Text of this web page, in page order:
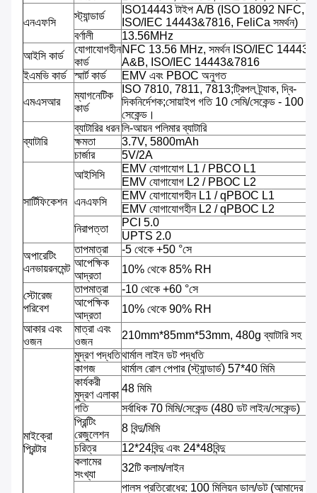
এনএফসি
স্ট্যান্ডার্ড
ISO14443 টাইপ A/B (ISO 18092 NFC,
ISO/IEC 14443&7816, FeliCa সমর্থন)
বর্ণালী
13.56MHz
আইসি কার্ড
যোগাযোগহীন
কার্ড
NFC 13.56 MHz, সমর্থন ISO/IEC 14443
A&B, ISO/IEC 14443&7816
ইএমভি কার্ড
স্মার্ট কার্ড EMV এবং PBOC অনুগত
এমএসআর
ম্যাগনেটিক
কার্ড
ISO 7810, 7811, 7813;ট্রিপল ট্র্যাক, দ্বি-
দিকনির্দেশক;সোয়াইপ গতি 10 সেমি/সেকেন্ড - 100
সেকেন্ড।
ব্যাটারি
ব্যাটারির ধরনলি-আয়ন পলিমার ব্যাটারি
ক্ষমতা
3.7V, 5800mAh
চার্জার
5V/2A
সার্টিফিকেশন
আইসিসি
EMV যোগাযোগ L1 / PBCO L1
EMV যোগাযোগ L2 / PBOC L2
এনএফসি
EMV যোগাযোগহীন L1 / qPBOC L1
EMV যোগাযোগহীন L2 / qPBOC L2
নিরাপত্তা
PCI 5.0
UPTS 2.0
অপারেটিং
এনভায়রনমেন্ট
তাপমাত্রা
-5 থেকে +50 °সে
আপেক্ষিক
আদ্রতা
10% থেকে 85% RH
স্টোরেজ
পরিবেশ
তাপমাত্রা
-10 থেকে +60 °সে
আপেক্ষিক
আদ্রতা
10% থেকে 90% RH
আকার এবং
ওজন
মাত্রা এবং
ওজন
210mm*85mm*53mm, 480g ব্যাটারি সহ
মাইক্রো
প্রিন্টার
মুদ্রণ পদ্ধতিথার্মাল লাইন ডট পদ্ধতি
কাগজ
থার্মাল রোল পেপার (স্ট্যান্ডার্ড) 57*40 মিমি
কার্যকরী
মুদ্রণ এলাকা
48 মিমি
গতি
সর্বাধিক 70 মিমি/সেকেন্ড (480 ডট লাইন/সেকেন্ড)
প্রিন্টিং
রেজুলেশন
8 বিন্দু/মিমি
চরিত্র
12*24বিন্দু এবং 24*48বিন্দু
কলামের
সংখ্যা
32টি কলাম/লাইন
পালস প্রতিরোধের: 100 মিলিয়ন ডাল/ডট (আমাদের